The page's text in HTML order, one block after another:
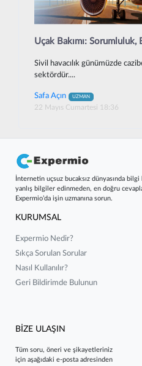
Uçak Bakımı: Sorumluluk,
Sivil havacılık günümüzde
sektördür....
Safa Açın UZMAN
22 Mayıs Cumartesi 18:36
İnternetin uçsuz bucaksız dünyasında
yanlış bilgiler edinmeden, en doğru
Expermio’da işin uzmanına sorun.
KURUMSAL
Expermio Nedir?
Sıkça Sorulan Sorular
Nasıl Kullanılır?
Geri Bildirimde Bulunun
BİZE ULAŞIN
Tüm soru, öneri ve şikayetleriniz
için aşağıdaki e-posta adresinden